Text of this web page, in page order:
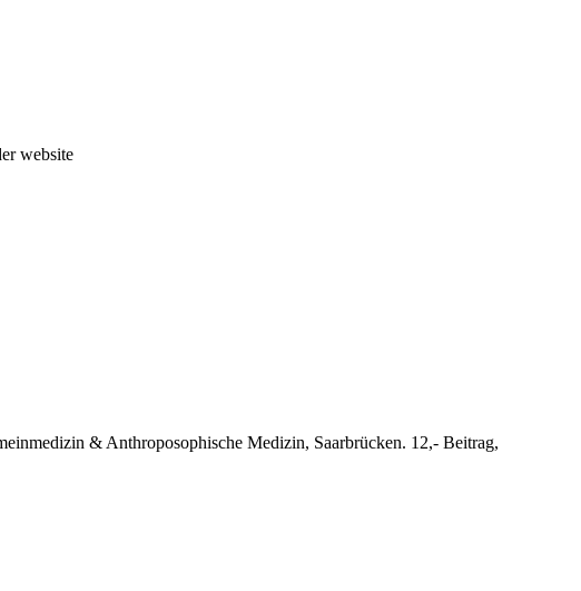
website
& Anthroposophische Medizin, Saarbrücken. 12,- Beitrag,